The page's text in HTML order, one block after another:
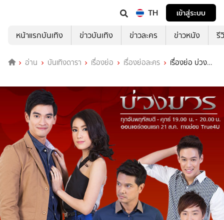
TH
เข้าสู่ระบบ
หน้าแรกบันเทิง
ข่าวบันเทิง ข่าวละคร ข่าวหนัง รี
อ่าน บันเทิงดารา เรื่องย่อ เรื่องย่อละคร
เรื่องย่อ บ่วง